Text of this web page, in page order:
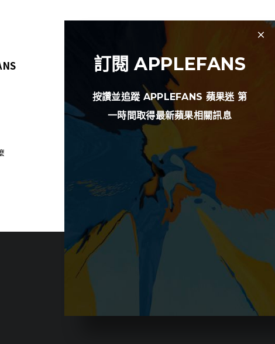
To top
訂閱 APPLEFANS
按讚並追蹤 APPLEFANS 蘋果迷 第
一時間取得最新蘋果相關訊息